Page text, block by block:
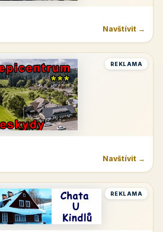
Navštívit →
REKLAMA
Navštívit →
REKLAMA